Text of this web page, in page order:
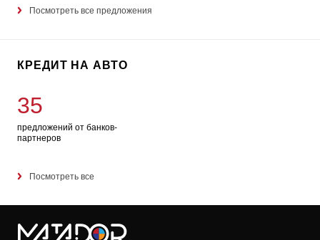
Посмотреть все предложения
КРЕДИТ НА АВТО
35
предложений от банков-
партнеров
Посмотреть все